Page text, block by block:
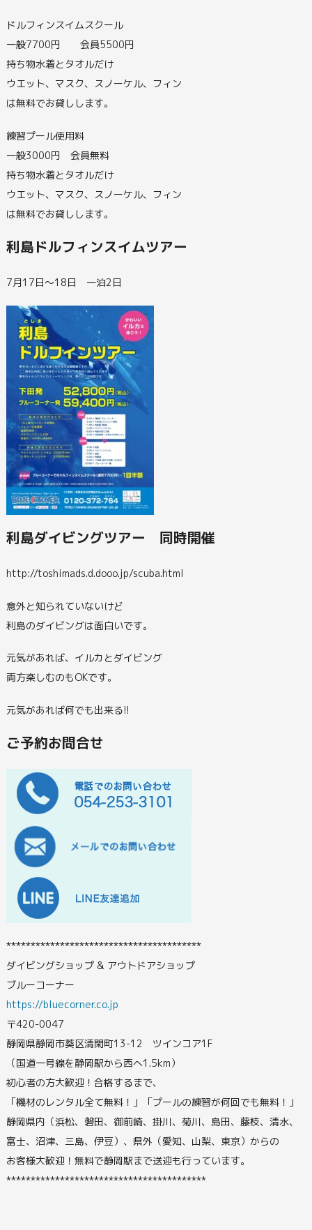
ドルフィンスイムスクール
一般7700円 会員5500円
持ち物水着とタオルだけ
ウエット、マスク、スノーケル、フィン
は無料でお貸しします。
練習プール使用料
一般3000円 会員無料
持ち物水着とタオルだけ
ウエット、マスク、スノーケル、フィン
は無料でお貸しします。
利島ドルフィンスイムツアー
7月17日～18日 一泊2日
利島ダイビングツアー 同時開催
http://toshimads.d.dooo.jp/scuba.html
意外と知られていないけど
利島のダイビングは面白いです。
元気があれば、イルカとダイビング
両方楽しむのもOKです。
元気があれば何でも出来る!!
ご予約お問合せ
****************************************
ダイビングショップ & アウトドアショップ
ブルーコーナー
https://bluecorner.co.jp
〒420-0047
静岡県静岡市葵区清閑町13-12 ツインコア1F
（国道一号線を静岡駅から西へ1.5km）
初心者の方大歓迎！合格するまで、
「機材のレンタル全て無料！」「プールの練習が何回でも無料！」
静岡県内（浜松、磐田、御前崎、掛川、菊川、島田、藤枝、清水、
富士、沼津、三島、伊豆）、県外（愛知、山梨、東京）からの
お客様大歓迎！無料で静岡駅まで送迎も行っています。
*****************************************